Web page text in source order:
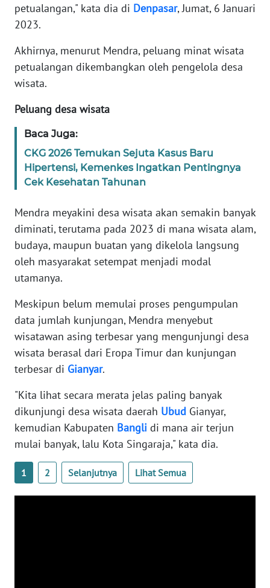
petualangan," kata dia di Denpasar, Jumat, 6 Januari
2023.
Akhirnya, menurut Mendra, peluang minat wisata
petualangan dikembangkan oleh pengelola desa
wisata.
Peluang desa wisata
Baca Juga:
CKG 2026 Temukan Sejuta Kasus Baru
Hipertensi, Kemenkes Ingatkan Pentingnya
Cek Kesehatan Tahunan
Mendra meyakini desa wisata akan semakin banyak
diminati, terutama pada 2023 di mana wisata alam,
budaya, maupun buatan yang dikelola langsung
oleh masyarakat setempat menjadi modal
utamanya.
Meskipun belum memulai proses pengumpulan
data jumlah kunjungan, Mendra menyebut
wisatawan asing terbesar yang mengunjungi desa
wisata berasal dari Eropa Timur dan kunjungan
terbesar di Gianyar.
"Kita lihat secara merata jelas paling banyak
dikunjungi desa wisata daerah Ubud Gianyar,
kemudian Kabupaten Bangli di mana air terjun
mulai banyak, lalu Kota Singaraja," kata dia.
1 2 Selanjutnya Lihat Semua
MAWAKA
MARTABAT
NET
FORJASIDA
TAMBANG
NEWS
JURNAL
FISUELRI
ANUGERAH
NEWS
AKHLAK
SONYA
ASA
NEWS
Informasi